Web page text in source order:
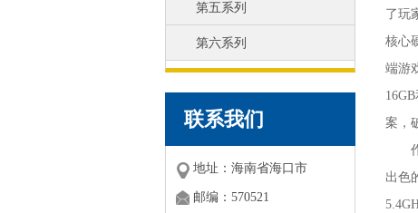
第五系列
第六系列
联系我们
地址：海南省海口市
邮编：570521
了玩
核心
端游
案，
作
出色